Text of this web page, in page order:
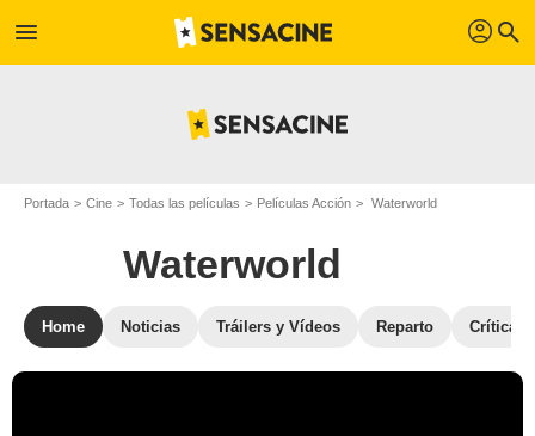
menu profil search
Portada Cine Todas las películas Películas Acción Waterworld
Waterworld
Home Noticias Tráilers y Vídeos Reparto Críticas